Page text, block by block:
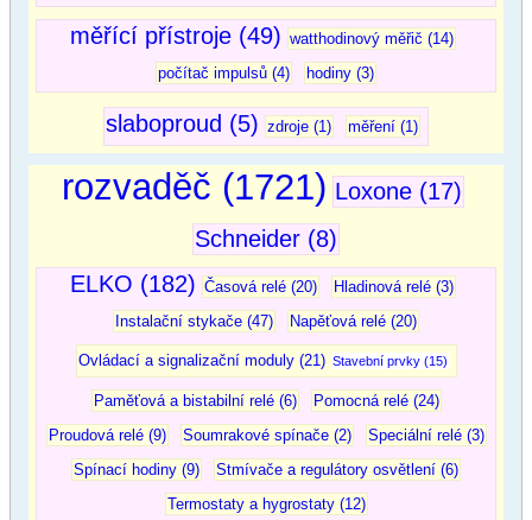
měřící přístroje (49) watthodinový měřič (14)
počítač impulsů (4)
hodiny (3)
slaboproud (5) zdroje (1) měření (1)
rozvaděč (1721) Loxone (17)
Schneider (8)
ELKO (182) Časová relé (20)
Hladinová relé (3)
Instalační stykače (47)
Napěťová relé (20)
Ovládací a signalizační moduly (21) Stavební prvky (15)
Paměťová a bistabilní relé (6)
Pomocná relé (24)
Proudová relé (9)
Soumrakové spínače (2)
Speciální relé (3)
Spínací hodiny (9)
Stmívače a regulátory osvětlení (6)
Termostaty a hygrostaty (12)